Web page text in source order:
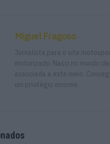
Miguel Fragoso
Jornalista para o site
motorizado. Nasci no mundo
associada a este meio.
um privilégio enorme.